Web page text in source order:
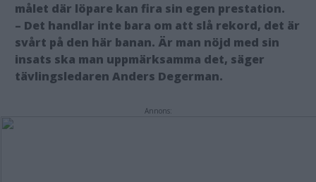
målet där löpare kan fira sin egen prestation.
– Det handlar inte bara om att slå rekord, det är
svårt på den här banan. Är man nöjd med sin
insats ska man uppmärksamma det, säger
tävlingsledaren Anders Degerman.
Annons: